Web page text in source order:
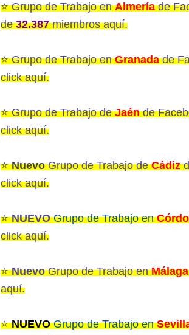
⭐️Grupo de Trabajo enAlmeríade
de32.387miembros aquí.
⭐️Grupo de Trabajo enGranada de
click aquí.
⭐️Grupo de Trabajo deJaén de
click aquí.
⭐️Nuevo Grupo de Trabajo deCádiz
click aquí.
⭐️NUEVO Grupo de Trabajo en
click aquí.
⭐️ NuevoGrupo de Trabajo enMálaga
aquí.
⭐️NUEVO Grupo de Trabajo en